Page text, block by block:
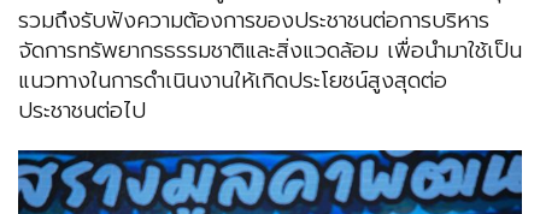
รวมถึงรับฟังความต้องการของประชาชนต่อการบริหาร
จัดการทรัพยากรธรรมชาติและสิ่งแวดล้อม เพื่อนำมาใช้เป็น
แนวทางในการดำเนินงานให้เกิดประโยชน์สูงสุดต่อ
ประชาชนต่อไป